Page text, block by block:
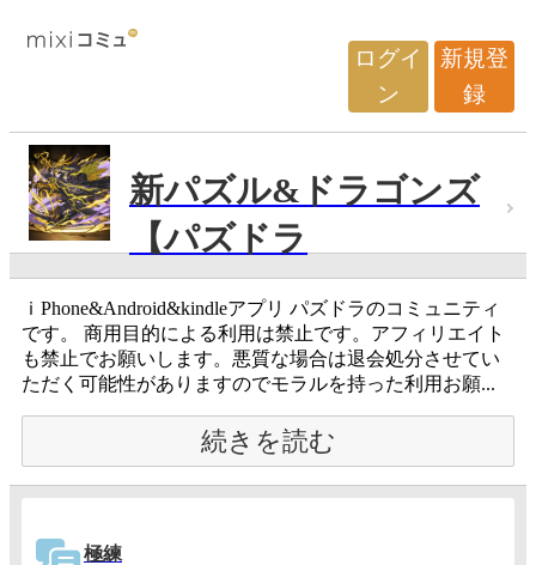
ログイ
ン
新規登
録
新パズル&ドラゴンズ
【パズドラ
ｉPhone&Android&kindleアプリ パズドラのコミュニティ
です。 商用目的による利用は禁止です。アフィリエイト
も禁止でお願いします。悪質な場合は退会処分させてい
ただく可能性がありますのでモラルを持った利用お願...
続きを読む
極練